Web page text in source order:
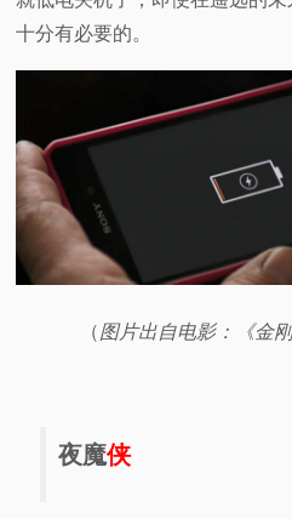
十分有必要的。
（图片出自电影：《金
夜魔侠